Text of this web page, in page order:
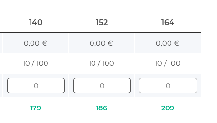
140 152 164
0,00 € 0,00 € 0,00 €
10 / 100 10 / 100 10 / 100
179 186
209